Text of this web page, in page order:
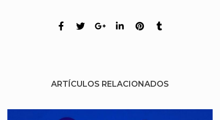
ARTÍCULOS RELACIONADOS